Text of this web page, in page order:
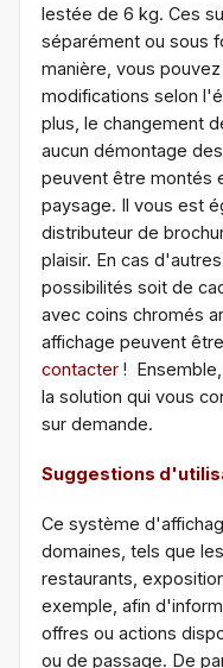
lestée de 6 kg. Ces
séparément ou sous
manière, vous
modifications selon
plus, le changement
aucun démontage
peuvent être montés
paysage. Il vous est
distributeur de
plaisir. En cas
possibilités soit de
avec coins chromés
affichage peuvent
contacter !
la solution qui vous
sur demande.
Suggestions
Ce système
domaines, tels que
restaurants,
exemple, afin
offres ou actions
ou de passage. De